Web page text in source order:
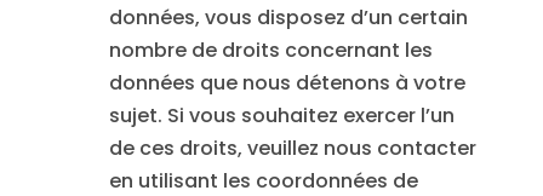
données, vous disposez d’un certain
nombre de droits concernant les
données que nous détenons à votre
sujet. Si vous souhaitez exercer l’un
de ces droits, veuillez nous contacter
en utilisant les coordonnées de